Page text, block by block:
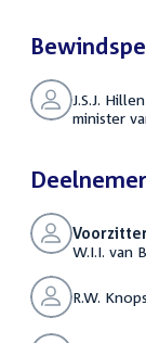
J.S.J. Hillen
minister
W.I.I. van
R.W.